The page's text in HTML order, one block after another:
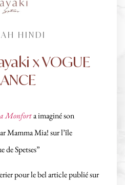
HINDI
x VOGUE
Monforta imaginé son
Mamma Mia! sur l’île
de Spetses”
pour le bel article publié sur